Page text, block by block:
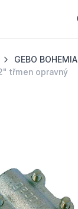
GEBO BOHEMIA
třmen opravný